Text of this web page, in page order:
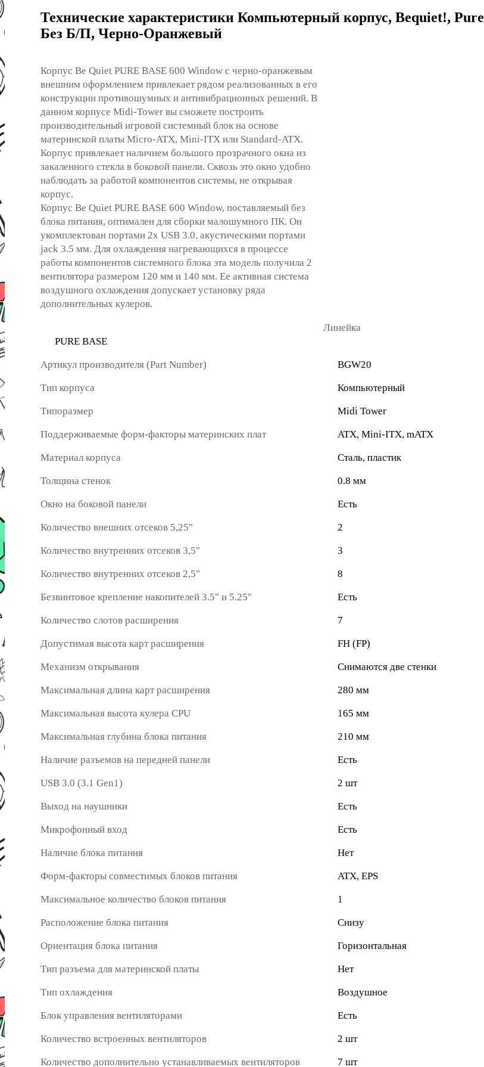
Технические характеристики Компьютерный корпус, Bequiet!,
Без Б/П, Черно-Оранжевый
Корпус Be Quiet PURE BASE 600 Window с черно-оранжевым
внешним оформлением привлекает рядом реализованных в его
конструкции противошумных и антивибрационных решений. В
данном корпусе Midi-Tower вы сможете построить
производительный игровой системный блок на основе
материнской платы Micro-ATX, Mini-ITX или Standard-ATX.
Корпус привлекает наличием большого прозрачного окна из
закаленного стекла в боковой панели. Сквозь это окно удобно
наблюдать за работой компонентов системы, не открывая
корпус.
Корпус Be Quiet PURE BASE 600 Window, поставляемый без
блока питания, оптимален для сборки малошумного ПК. Он
укомплектован портами 2x USB 3.0, акустическими портами
jack 3.5 мм. Для охлаждения нагревающихся в процессе
работы компонентов системного блока эта модель получила 2
вентилятора размером 120 мм и 140 мм. Ее активная система
воздушного охлаждения допускает установку ряда
дополнительных кулеров.
Линейка
PURE BASE
Артикул производителя (Part Number) BGW20
Тип корпуса Компьютерный
Типоразмер Midi Tower
Поддерживаемые форм-факторы материнских плат ATX, Mini-ITX, mATX
Материал корпуса Сталь, пластик
Толщина стенок 0.8 мм
Окно на боковой панели Есть
Количество внешних отсеков 5,25" 2
Количество внутренних отсеков 3,5" 3
Количество внутренних отсеков 2,5" 8
Безвинтовое крепление накопителей 3.5" и 5.25" Есть
Количество слотов расширения 7
Допустимая высота карт расширения FH (FP)
Механизм открывания Снимаются две стенки
Максимальная длина карт расширения 280 мм
Максимальная высота кулера CPU 165 мм
Максимальная глубина блока питания 210 мм
Наличие разъемов на передней панели Есть
USB 3.0 (3.1 Gen1) 2 шт
Выход на наушники Есть
Микрофонный вход Есть
Наличие блока питания Нет
Форм-факторы совместимых блоков питания ATX, EPS
Максимальное количество блоков питания 1
Расположение блока питания Снизу
Ориентация блока питания Горизонтальная
Тип разъема для материнской платы Нет
Тип охлаждения Воздушное
Блок управления вентиляторами Есть
Количество встроенных вентиляторов 2 шт
Количество дополнительно устанавливаемых вентиляторов 7 шт